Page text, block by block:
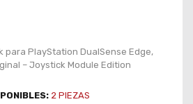
para PlayStation DualSense Edge,
– Joystick Module Edition
2 PIEZAS